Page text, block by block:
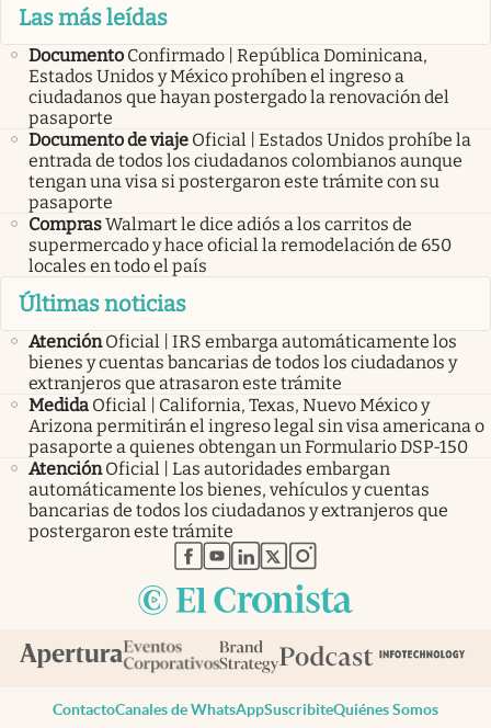
Las más leídas
Documento Confirmado | República Dominicana,
Estados Unidos y México prohíben el ingreso a
ciudadanos que hayan postergado la renovación del
pasaporte
Documento de viaje Oficial | Estados Unidos prohíbe la
entrada de todos los ciudadanos colombianos aunque
tengan una visa si postergaron este trámite con su
pasaporte
ComprasWalmart le dice adiós a los carritos de
supermercado y hace oficial la remodelación de 650
locales en todo el país
Últimas noticias
Atención Oficial | IRS embarga automáticamente los
bienes y cuentas bancarias de todos los ciudadanos y
extranjeros que atrasaron este trámite
Medida Oficial | California, Texas, Nuevo México y
Arizona permitirán el ingreso legal sin visa americana o
pasaporte a quienes obtengan un Formulario DSP-150
Atención Oficial | Las autoridades embargan
automáticamente los bienes, vehículos y cuentas
bancarias de todos los ciudadanos y extranjeros que
postergaron este trámite
abre en nueva pestaña
abre en nueva pestaña
abre en nueva pestaña
abre en nueva pestaña
abre en nueva pestaña
ContactoCanales de WhatsAppSuscribiteQuiénes Somos